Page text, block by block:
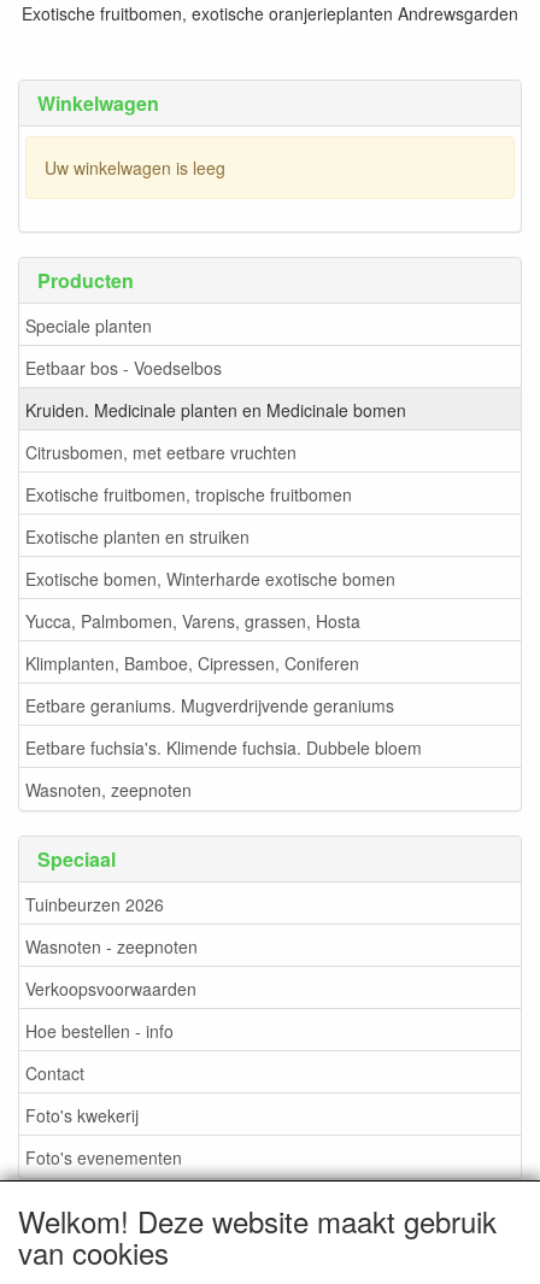
Winkelwagen
Uw winkelwagen is leeg
Producten
Speciale planten
Eetbaar bos - Voedselbos
Kruiden. Medicinale planten en Medicinale bomen
Citrusbomen, met eetbare vruchten
Exotische fruitbomen, tropische fruitbomen
Exotische planten en struiken
Exotische bomen, Winterharde exotische bomen
Yucca, Palmbomen, Varens, grassen, Hosta
Klimplanten, Bamboe, Cipressen, Coniferen
Eetbare geraniums. Mugverdrijvende geraniums
Eetbare fuchsia's. Klimende fuchsia. Dubbele bloem
Wasnoten, zeepnoten
Speciaal
Tuinbeurzen 2026
Wasnoten - zeepnoten
Verkoopsvoorwaarden
Hoe bestellen - info
Contact
Foto's kwekerij
Foto's evenementen
Exotische fruitbomen, exotische oranjerieplanten Andrewsgarden
Welkom! Deze website maakt gebruik
van cookies